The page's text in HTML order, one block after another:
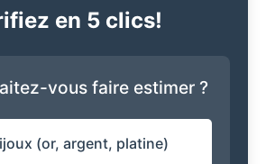
en 5 clics!
vous faire estimer ?
(or, argent, platine)